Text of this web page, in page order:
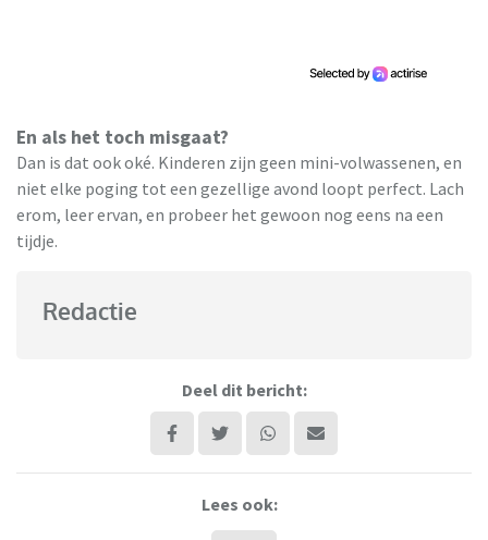
En als het toch misgaat?
Dan is dat ook oké. Kinderen zijn geen mini-volwassenen, en
niet elke poging tot een gezellige avond loopt perfect. Lach
erom, leer ervan, en probeer het gewoon nog eens na een
tijdje.
Redactie
Deel dit bericht:
Lees ook: